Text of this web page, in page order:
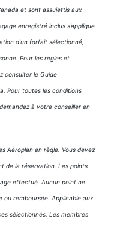
et sont assujettis aux
enregistré inclus s’applique
d’un forfait sélectionné,
Pour les règles et
consulter le Guide
Pour toutes les conditions
à votre conseiller en
Aéroplan en règle. Vous devez
de la réservation. Les points
effectué. Aucun point ne
ou remboursée. Applicable aux
sélectionnés. Les membres